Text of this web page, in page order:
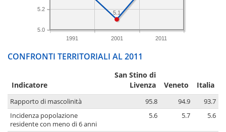
1991 2001 2011
5.0
5.2
5.1
CONFRONTI TERRITORIALI AL 2011
Indicatore
San Stino di
Livenza
Veneto Italia
Rapporto di mascolinità 95.8 94.9
93.7
Incidenza popolazione
residente con meno di 6 anni
5.6 5.7 5.6